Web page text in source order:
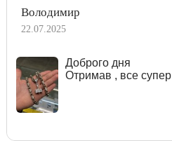
Володимир
22.07.2025
Доброго дня
Отримав , все супер